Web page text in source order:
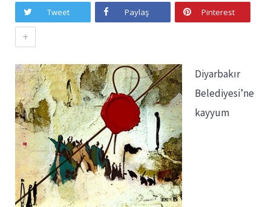
Tweet Paylaş Pinterest
+
Diyarbakır
Belediyesi’ne
kayyum